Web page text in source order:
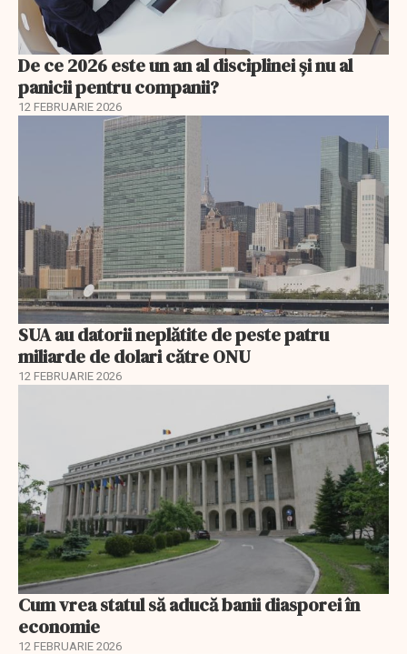
De ce 2026 este un an al disciplinei și nu al
panicii pentru companii?
12 FEBRUARIE 2026
SUA au datorii neplătite de peste patru
miliarde de dolari către ONU
12 FEBRUARIE 2026
Cum vrea statul să aducă banii diasporei în
economie
12 FEBRUARIE 2026